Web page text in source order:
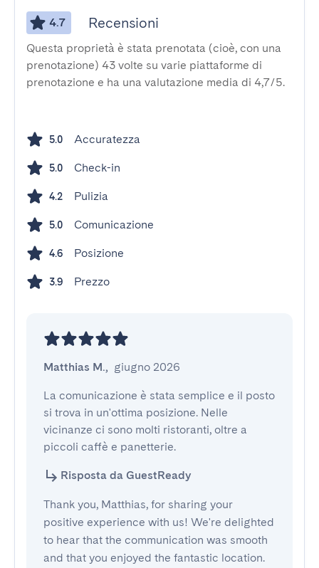
4.7 Recensioni
Questa proprietà è stata prenotata (cioè, con una
prenotazione) 43 volte su varie piattaforme di
prenotazione e ha una valutazione media di 4,7/5.
5.0 Accuratezza
5.0 Check-in
4.2 Pulizia
5.0 Comunicazione
4.6 Posizione
3.9 Prezzo
Matthias M., giugno 2026
La comunicazione è stata semplice e il posto
si trova in un'ottima posizione. Nelle
vicinanze ci sono molti ristoranti, oltre a
piccoli caffè e panetterie.
Risposta da GuestReady
Thank you, Matthias, for sharing your
positive experience with us! We're delighted
to hear that the communication was smooth
and that you enjoyed the fantastic location.